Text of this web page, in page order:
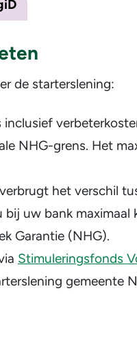
de starterslening:
inclusief
NHG-grens. Het
het verschil
uw bank
Garantie (NHG).
Stimuleringsfonds
gemeente